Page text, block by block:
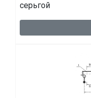
серьгой